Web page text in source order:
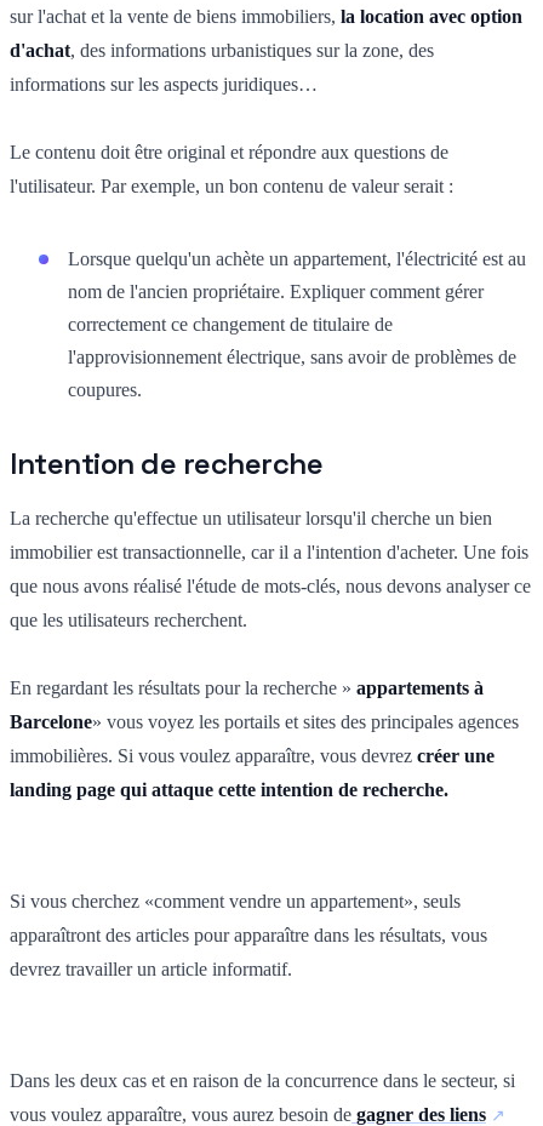
sur l'achat et la vente de biens immobiliers, la location avec option
d'achat, des informations urbanistiques sur la zone, des
informations sur les aspects juridiques…
Le contenu doit être original et répondre aux questions de
l'utilisateur. Par exemple, un bon contenu de valeur serait :
Lorsque quelqu'un achète un appartement, l'électricité est au
nom de l'ancien propriétaire. Expliquer comment gérer
correctement ce changement de titulaire de
l'approvisionnement électrique, sans avoir de problèmes de
coupures.
Intention de recherche
La recherche qu'effectue un utilisateur lorsqu'il cherche un bien
immobilier est transactionnelle, car il a l'intention d'acheter. Une fois
que nous avons réalisé l'étude de mots-clés, nous devons analyser ce
que les utilisateurs recherchent.
En regardant les résultats pour la recherche » appartements à
Barcelone» vous voyez les portails et sites des principales agences
immobilières. Si vous voulez apparaître, vous devrez créer une
landing page qui attaque cette intention de recherche.
Si vous cherchez «comment vendre un appartement», seuls
apparaîtront des articles pour apparaître dans les résultats, vous
devrez travailler un article informatif.
Dans les deux cas et en raison de la concurrence dans le secteur, si
vous voulez apparaître, vous aurez besoin de gagner des liens